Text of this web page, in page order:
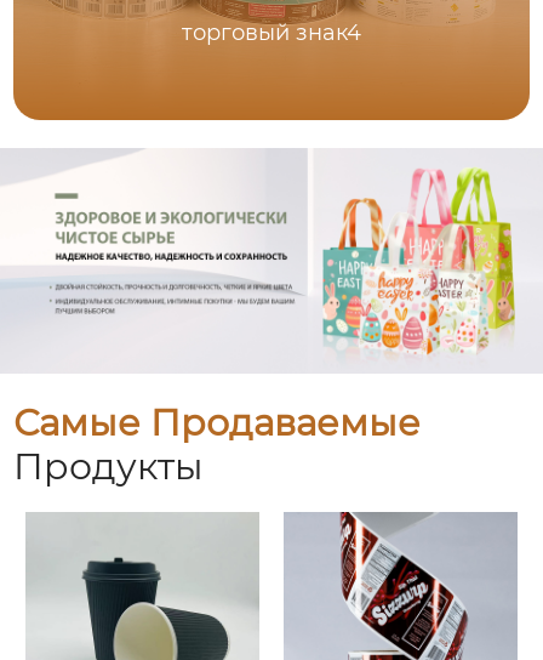
торговый знак4
Самые Продаваемые
Продукты